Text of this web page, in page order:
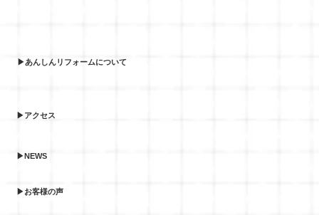
▶あんしんリフォームについて
▶アクセス
▶NEWS
▶お客様の声